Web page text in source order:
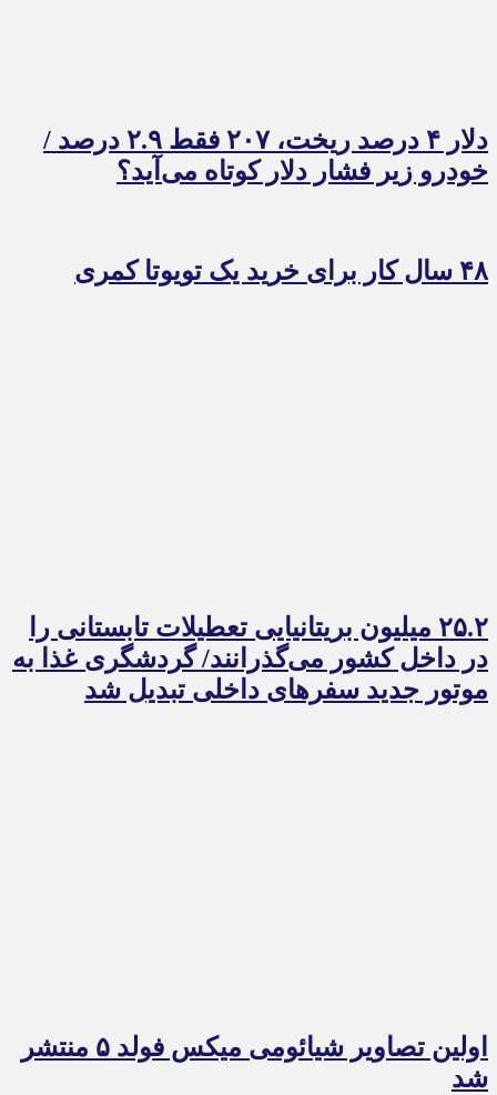
دلار ۴ درصد ریخت، ۲۰۷ فقط ۲.۹ درصد /
خودرو زیر فشار دلار کوتاه می‌آید؟
۴۸ سال کار برای خرید یک تویوتا کمری
۲۵.۲ میلیون بریتانیایی تعطیلات تابستانی را
در داخل کشور می‌گذرانند/ گردشگری غذا به
موتور جدید سفرهای داخلی تبدیل شد
اولین تصاویر شیائومی میکس فولد ۵ منتشر
شد